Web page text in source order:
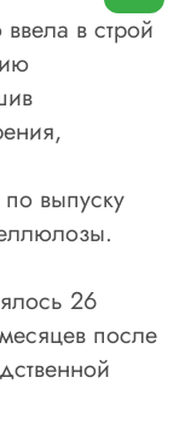
в строй
выпуску
26
после